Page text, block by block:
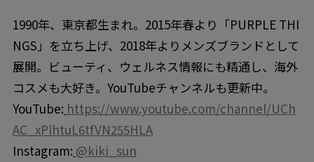
1990年、東京都生まれ。2015年春より「PURPLE THI
NGS」を立ち上げ、2018年よりメンズブランドとして
展開。ビューティ、ウェルネス情報にも精通し、海外
コスメも大好き。YouTubeチャンネルも更新中。
YouTube: https://www.youtube.com/channel/UCh
AC_xPlhtuL6tfVN255HLA
Instagram: @kiki_sun